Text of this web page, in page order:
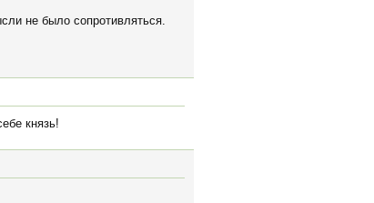
не было сопротивляться.
князь!